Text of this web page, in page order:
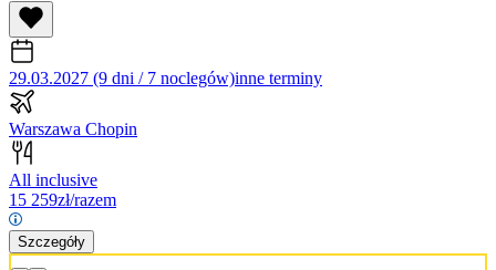
29.03.2027 (9 dni / 7 noclegów)inne terminy
Warszawa Chopin
All inclusive
15 259zł/razem
Szczegóły